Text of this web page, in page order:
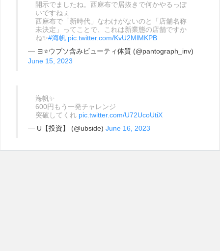
開示でましたね。西麻布で居抜きで何かやるっぽ
いですねぇ
西麻布で「新時代」なわけがないのと「店舗名称
未決定」ってことで、これは新業態の店舗ですか
ね✨#海帆 pic.twitter.com/KvU2MlMKPB
— ヨ⭐️ウブソ含みビューティ体質 (@pantograph_inv)
June 15, 2023
海帆✨
600円もう一発チャレンジ
突破してくれ pic.twitter.com/U72UcoUtiX
— U【投資】 (@ubside) June 16, 2023